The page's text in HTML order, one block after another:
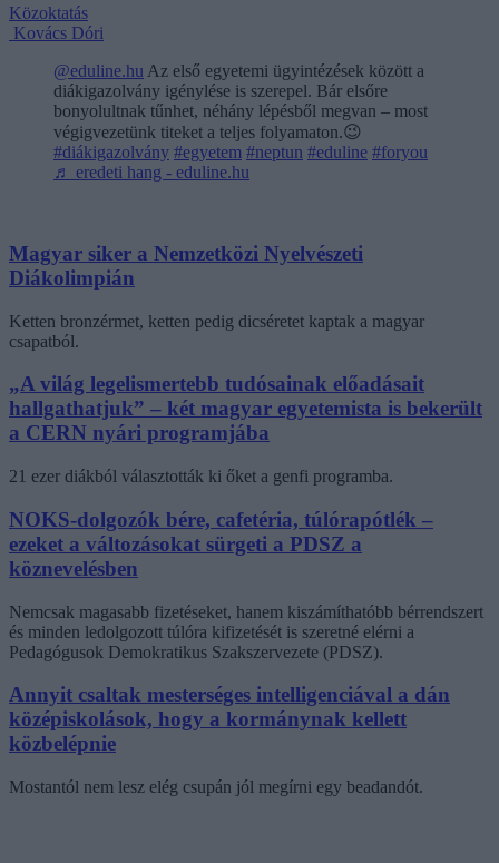
Közoktatás
Kovács Dóri
@eduline.hu Az első egyetemi ügyintézések között a
diákigazolvány igénylése is szerepel. Bár elsőre
bonyolultnak tűnhet, néhány lépésből megvan – most
végigvezetünk titeket a teljes folyamaton.😉
#diákigazolvány #egyetem #neptun #eduline #foryou
♬ eredeti hang - eduline.hu
Magyar siker a Nemzetközi Nyelvészeti
Diákolimpián
Ketten bronzérmet, ketten pedig dicséretet kaptak a magyar
csapatból.
„A világ legelismertebb tudósainak előadásait
hallgathatjuk” – két magyar egyetemista is bekerült
a CERN nyári programjába
21 ezer diákból választották ki őket a genfi programba.
NOKS-dolgozók bére, cafetéria, túlórapótlék –
ezeket a változásokat sürgeti a PDSZ a
köznevelésben
Nemcsak magasabb fizetéseket, hanem kiszámíthatóbb bérrendszert
és minden ledolgozott túlóra kifizetését is szeretné elérni a
Pedagógusok Demokratikus Szakszervezete (PDSZ).
Annyit csaltak mesterséges intelligenciával a dán
középiskolások, hogy a kormánynak kellett
közbelépnie
Mostantól nem lesz elég csupán jól megírni egy beadandót.